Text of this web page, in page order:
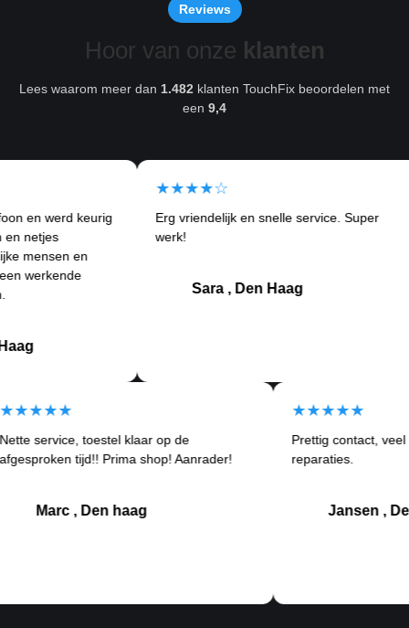
Reviews
Hoor van onze klanten
Lees waarom meer dan 1.482 klanten TouchFix beoordelen met
een 9,4
keurig
en
★★★★☆
Erg vriendelijk en snelle service. Super
Sara , Den Haag
★★★★★
Nette service, toestel klaar op de
afgesproken tijd!! Prima shop! Aanrader!
Marc , Den haag
Prettig